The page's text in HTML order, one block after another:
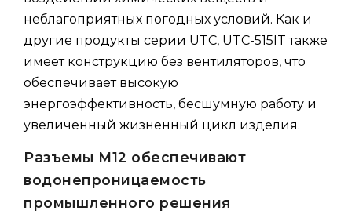
неблагоприятных погодных условий. Как и
другие продукты серии UTC, UTC-515IT также
имеет конструкцию без вентиляторов, что
обеспечивает высокую
энергоэффективность, бесшумную работу и
увеличенный жизненный цикл изделия.
Разъемы M12 обеспечивают
водонепроницаемость
промышленного решения